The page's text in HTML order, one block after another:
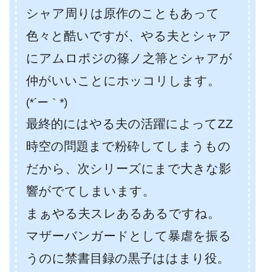
シャア周りは原作のこともあって
色々と酷いですが、やる夫とシャア
にアムロポジの篠ノ之箒とシャアが
仲がいいことにホッコリします。
(*´ー｀*)
最終的にはやる夫の活躍によってZZ
時空の問題まで粉砕してしまうもの
だから、次シリーズにまで大きな影
響がでてしまいます。
まぁやる夫スレあるあるですね。
マザーバンガードとして暴虐を振る
うのに禁書目録の黒子ははまり役。